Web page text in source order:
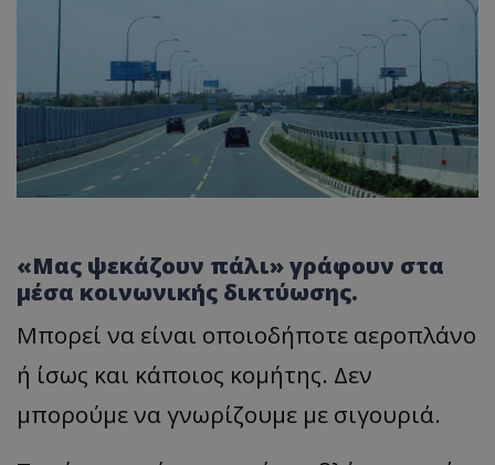
«Μας ψεκάζουν πάλι» γράφουν στα
μέσα κοινωνικής δικτύωσης.
Μπορεί να είναι οποιοδήποτε αεροπλάνο
ή ίσως και κάποιος κομήτης. Δεν
μπορούμε να γνωρίζουμε με σιγουριά.